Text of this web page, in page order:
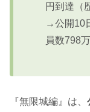
円到達（
→公開10
員数798
『無限城編』は、